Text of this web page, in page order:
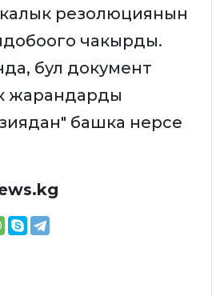
резолюциянын
чакырды.
бул документ
жарандарды
башка нерсе